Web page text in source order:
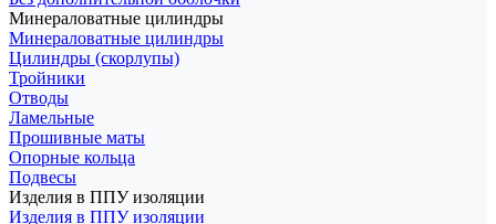
Минераловатные цилиндры
Минераловатные цилиндры
Цилиндры (скорлупы)
Тройники
Отводы
Ламельные
Прошивные маты
Опорные кольца
Подвесы
Изделия в ППУ изоляции
Изделия в ППУ изоляции